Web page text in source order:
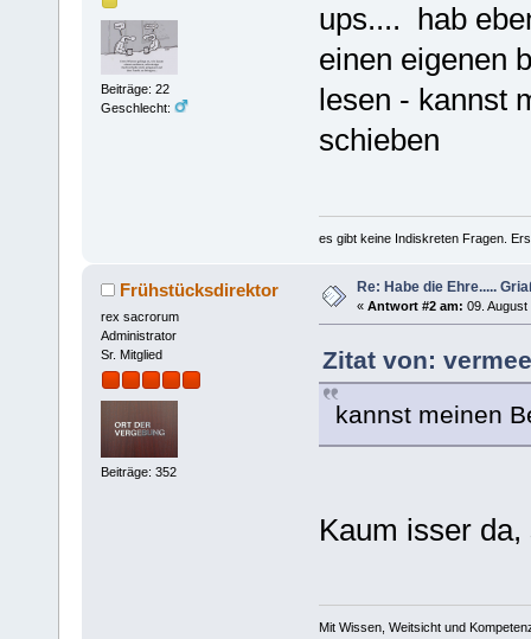
Beiträge: 22
Geschlecht:
ups.... hab
einen eigenen
lesen - kannst
schieben
es gibt keine Indiskreten Fragen.
Frühstücksdirektor
rex sacrorum
Administrator
Sr. Mitglied
Beiträge: 352
Re: Habe die Ehre.....
« Antwort #2 am: 09.
Zitat von:
kannst meinen
Kaum isser
Mit Wissen, Weitsicht und